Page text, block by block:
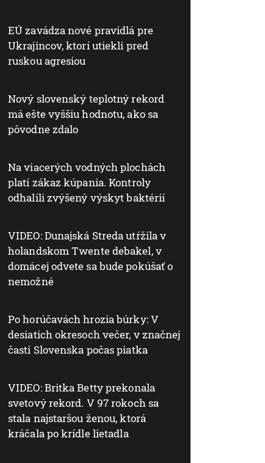
EÚ zavádza nové pravidlá pre
Ukrajincov, ktorí utiekli pred
ruskou agresiou
Nový slovenský teplotný rekord
má ešte vyššiu hodnotu, ako sa
pôvodne zdalo
Na viacerých vodných plochách
platí zákaz kúpania. Kontroly
odhalili zvýšený výskyt baktérií
VIDEO: Dunajská Streda utŕžila v
holandskom Twente debakel, v
domácej odvete sa bude pokúšať o
nemožné
Po horúčavách hrozia búrky: V
desiatich okresoch večer, v značnej
časti Slovenska počas piatka
VIDEO: Britka Betty prekonala
svetový rekord. V 97 rokoch sa
stala najstaršou ženou, ktorá
kráčala po krídle lietadla